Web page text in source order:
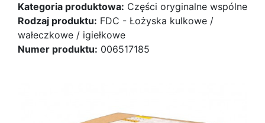
Kategoria produktowa: Części oryginalne wspólne
Rodzaj produktu: FDC - Łożyska kulkowe /
wałeczkowe / igiełkowe
Numer produktu: 006517185